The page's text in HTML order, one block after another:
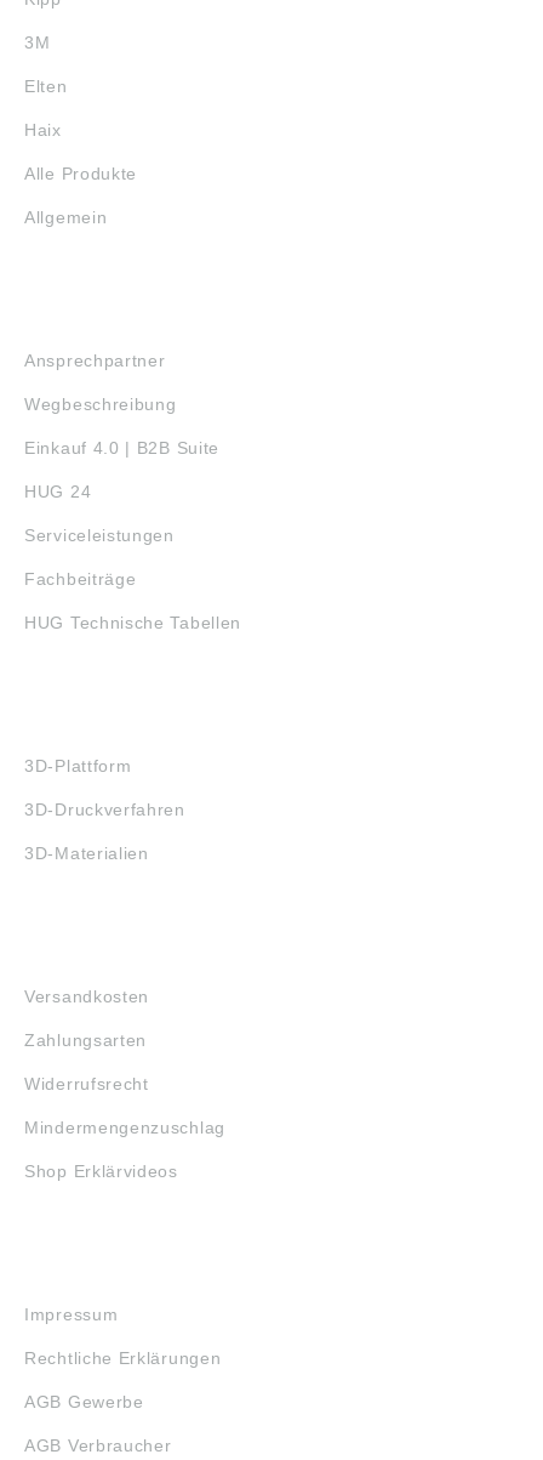
3M
Elten
Haix
Alle Produkte
Allgemein
Ansprechpartner
Wegbeschreibung
Einkauf 4.0 | B2B Suite
HUG 24
Serviceleistungen
Fachbeiträge
HUG Technische Tabellen
3D-Plattform
3D-Druckverfahren
3D-Materialien
Versandkosten
Zahlungsarten
Widerrufsrecht
Mindermengenzuschlag
Shop Erklärvideos
Impressum
Rechtliche Erklärungen
AGB Gewerbe
AGB Verbraucher